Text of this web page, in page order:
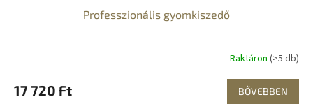
Professzionális gyomkiszedő
Raktáron (>5 db)
17 720 Ft BŐVEBBEN